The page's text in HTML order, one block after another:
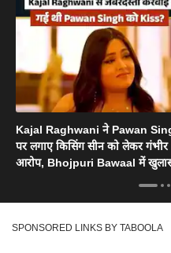
Kajal Raghwani ने Pawan
पर लगाए किसिंग सीन को लेकर गंभीर
आरोप, Bhojpuri Bawaal में
SPONSORED LINKS BY TABOOLA